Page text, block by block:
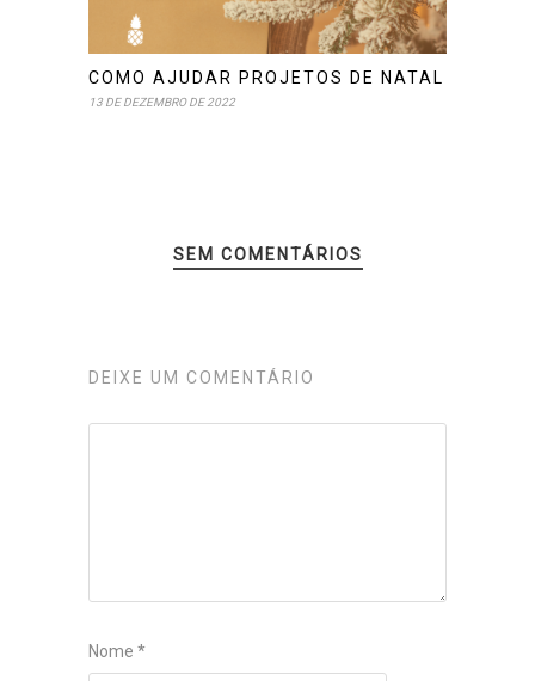
COMO AJUDAR PROJETOS DE NATAL
13 DE DEZEMBRO DE 2022
SEM COMENTÁRIOS
DEIXE UM COMENTÁRIO
Nome *